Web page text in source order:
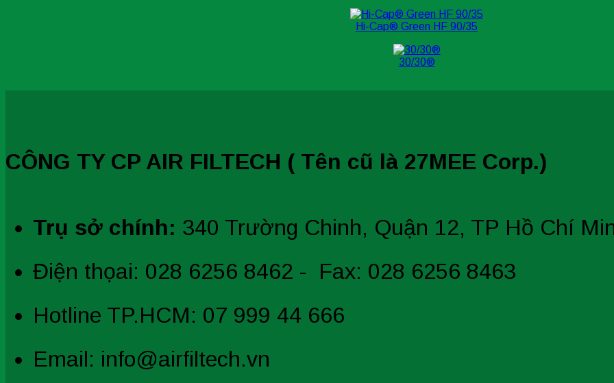
Hi-Cap® Green HF 90/35
30/30®
CÔNG TY CP AIR FILTECH ( Tên cũ là 27MEE Corp.)
Trụ sở chính: 340 Trường Chinh, Quận 12, TP Hồ Chí
Điện thọai: 028 6256 8462 - Fax: 028 6256 8463
Hotline TP.HCM: 07 999 44 666
Email: info@airfiltech.vn